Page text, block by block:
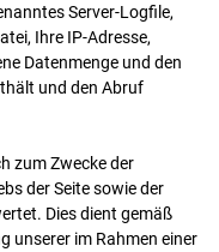
Server-Logfile,
Ihre IP-Adresse,
Datenmenge und den
und den Abruf
zum Zwecke der
der Seite sowie der
Dies dient gemäß
unserer im Rahmen einer